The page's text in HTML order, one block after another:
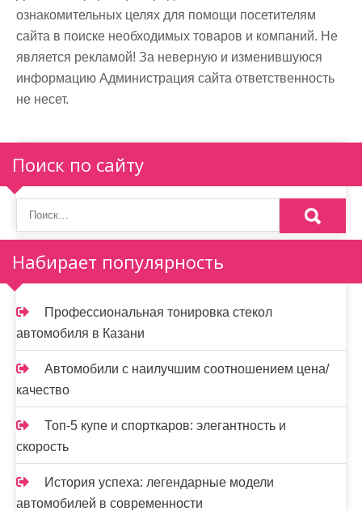
ознакомительных целях для помощи посетителям
сайта в поиске необходимых товаров и компаний. Не
является рекламой! За неверную и изменившуюся
информацию Администрация сайта ответственность
не несет.
Поиск по сайту
Набирает популярность
Профессиональная тонировка стекол
автомобиля в Казани
Автомобили с наилучшим соотношением цена/
качество
Топ-5 купе и спорткаров: элегантность и
скорость
История успеха: легендарные модели
автомобилей в современности